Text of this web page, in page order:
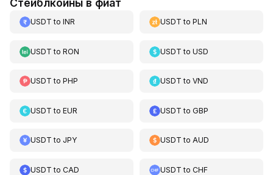
Стейблкоины в фиат
USDT to INR USDT toPLN
USDT to RON USDT toUSD
USDT to PHP USDT toVND
USDT to EUR USDT toGBP
USDT to JPY USDT toAUD
USDT to CAD USDT toCHF